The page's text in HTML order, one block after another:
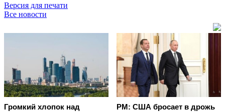
Версия для печати
Все новости
Громкий хлопок над
PM: США бросает в дрожь